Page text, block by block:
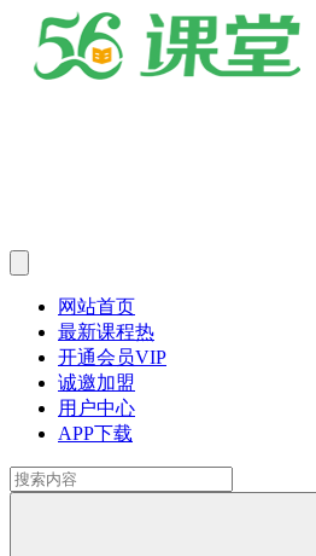
网站首页
最新课程热
开通会员VIP
诚邀加盟
用户中心
APP下载